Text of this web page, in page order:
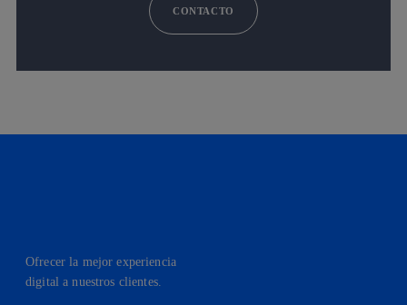
CONTACTO
Ofrecer la mejor experiencia
digital a nuestros clientes.